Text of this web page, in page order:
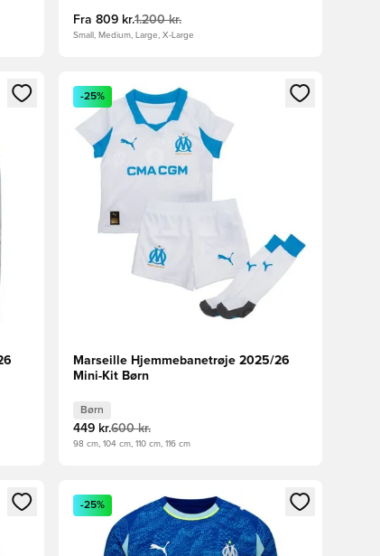
Fra 809 kr.1.200 kr.
Small, Medium, Large, X-Large
tilmelde dig som medlem
Åbner en Modal til at logge ind eller tilmelde dig
-25%
Marseille Hjemmebanetrøje 2025/26
Mini-Kit Børn
Børn
449 kr.600 kr.
98 cm, 104 cm, 110 cm, 116 cm
tilmelde dig som medlem
Åbner en Modal til at logge ind eller tilmelde dig
-25%